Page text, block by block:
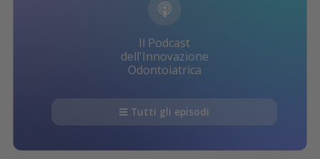
Il Podcast
dell'Innovazione
Odontoiatrica
Tutti gli episodi